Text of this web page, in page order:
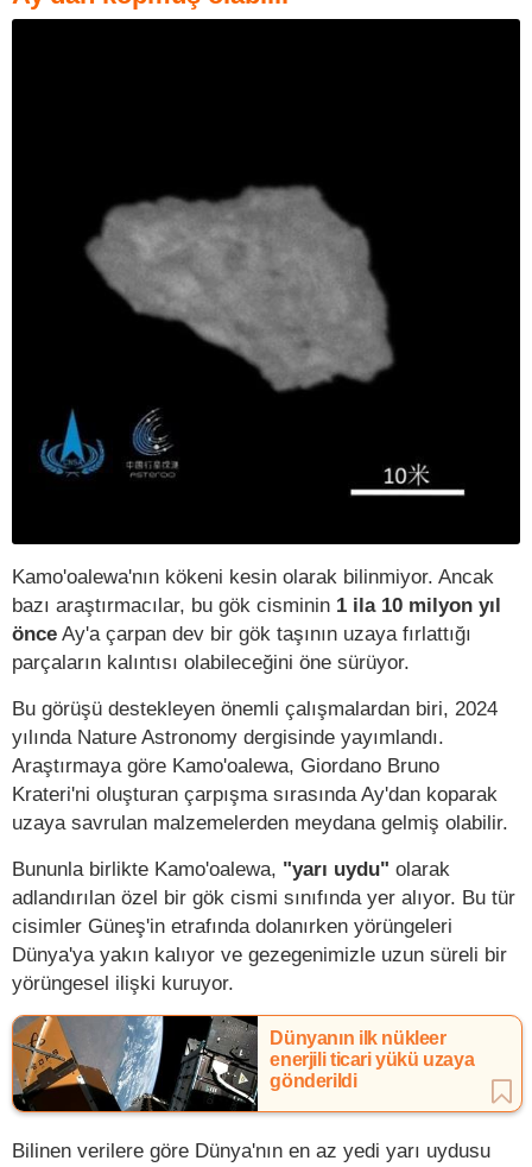
Kamo'oalewa'nın kökeni kesin olarak bilinmiyor. Ancak
bazı araştırmacılar, bu gök cisminin 1 ila 10 milyon yıl
önce Ay'a çarpan dev bir gök taşının uzaya fırlattığı
parçaların kalıntısı olabileceğini öne sürüyor.
Bu görüşü destekleyen önemli çalışmalardan biri, 2024
yılında Nature Astronomy dergisinde yayımlandı.
Araştırmaya göre Kamo'oalewa, Giordano Bruno
Krateri'ni oluşturan çarpışma sırasında Ay'dan koparak
uzaya savrulan malzemelerden meydana gelmiş olabilir.
Bununla birlikte Kamo'oalewa, "yarı uydu" olarak
adlandırılan özel bir gök cismi sınıfında yer alıyor. Bu tür
cisimler Güneş'in etrafında dolanırken yörüngeleri
Dünya'ya yakın kalıyor ve gezegenimizle uzun süreli bir
yörüngesel ilişki kuruyor.
Dünyanın ilk nükleer
enerjili ticari yükü uzaya
gönderildi
Bilinen verilere göre Dünya'nın en az yedi yarı uydusu